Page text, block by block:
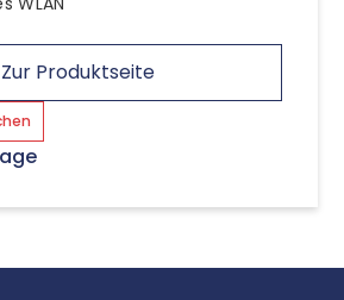
Zur Produktseite